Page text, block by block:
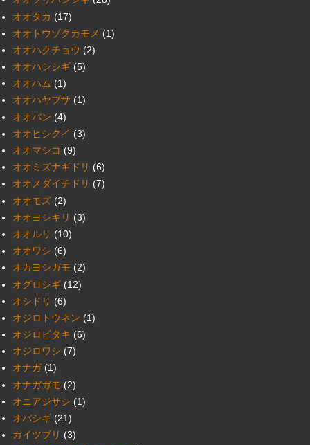
オオタカ (17)
オオトウゾクカモメ (1)
オオハクチョウ (2)
オオハシシギ (5)
オオハム (1)
オオハヤブサ (1)
オオバン (4)
オオヒシクイ (3)
オオマシコ (9)
オオミズナギドリ (6)
オオメダイチドリ (7)
オオモズ (2)
オオヨシキリ (3)
オオルリ (10)
オオワシ (6)
オカヨシガモ (2)
オグロシギ (12)
オシドリ (6)
オジロトウネン (1)
オジロビタキ (6)
オジロワシ (7)
オナガ (1)
オナガガモ (2)
オニアジサシ (1)
オバシギ (21)
カイツブリ (3)